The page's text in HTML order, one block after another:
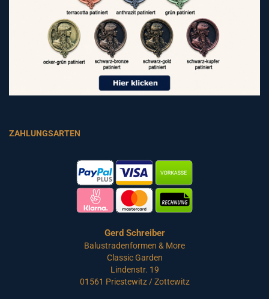
ZAHLUNGSARTEN
Gerd Schreiber
Balustradenformen & More
Classic Garden
Lindenstr. 19
01561 Priestewitz / Zottewitz